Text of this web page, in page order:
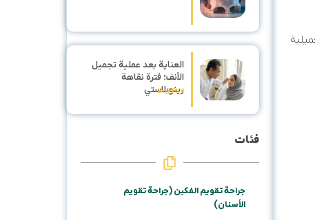
العناية بعد عملية تجميل
الأنف؛ فترة نقاهة
رينوبلاستي
۴:۱۷ ق.ظ
فئات
جراحة تقويم الفكين (جراحة تقويم
الأسنان)